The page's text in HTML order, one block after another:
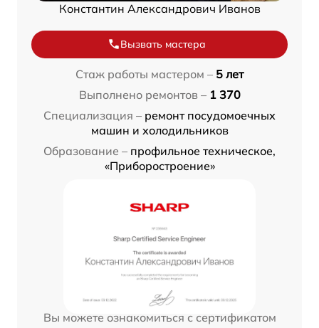
Константин Александрович Иванов
Вызвать мастера
Стаж работы мастером – 5 лет
Выполнено ремонтов – 1 370
Специализация – ремонт посудомоечных
машин и холодильников
Образование – профильное техническое,
«Приборостроение»
Вы можете ознакомиться с сертификатом